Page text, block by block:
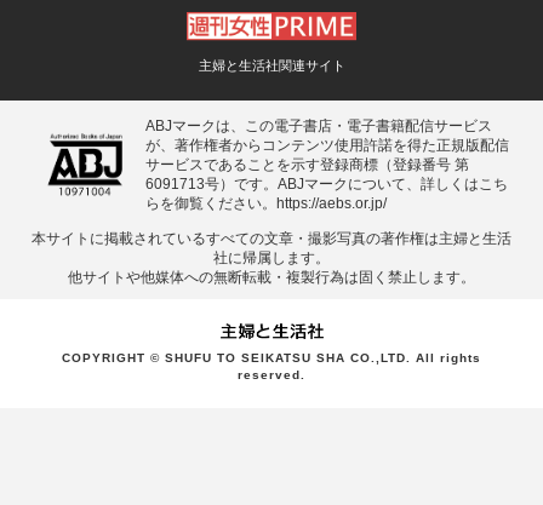
主婦と生活社関連サイト
ABJマークは、この電子書店・電子書籍配信サービス
が、著作権者からコンテンツ使用許諾を得た正規版配信
サービスであることを示す登録商標（登録番号 第
6091713号）です。ABJマークについて、詳しくはこち
らを御覧ください。
https://aebs.or.jp/
本サイトに掲載されているすべての⽂章・撮影写真の著作権は主婦と⽣活
社に帰属します。
他サイトや他媒体への無断転載・複製⾏為は固く禁⽌します。
COPYRIGHT © SHUFU TO SEIKATSU SHA CO.,LTD. All rights
reserved.